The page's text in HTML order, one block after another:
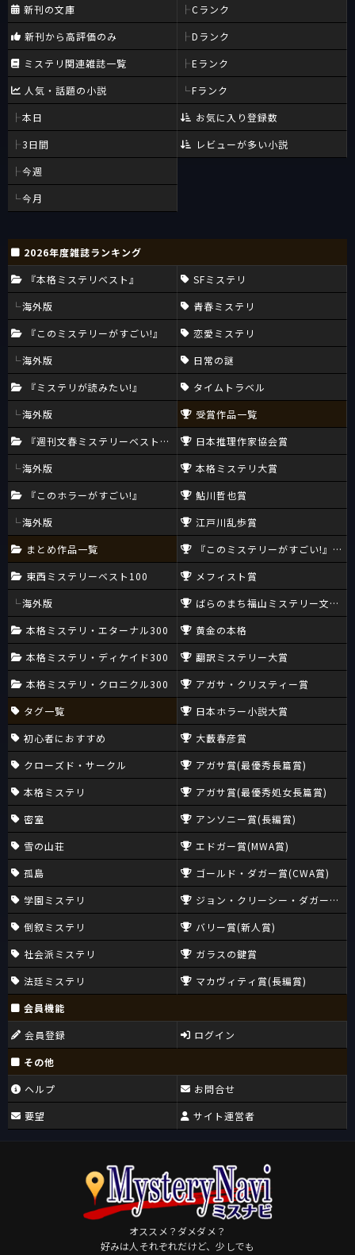
新刊の文庫
新刊から高評価のみ
ミステリ関連雑誌一覧
人気・話題の小説
本日
3日間
今週
今月
Cランク
Dランク
Eランク
Fランク
お気に入り登録数
レビューが多い小説
2026年度雑誌ランキング
『本格ミステリベスト』
海外版
『このミステリーがすごい!』
海外版
『ミステリが読みたい!』
海外版
『週刊文春ミステリーベスト10』
海外版
『このホラーがすごい!』
海外版
まとめ作品一覧
東西ミステリーベスト100
海外版
本格ミステリ・エターナル300
本格ミステリ・ディケイド300
本格ミステリ・クロニクル300
タグ一覧
初心者におすすめ
クローズド・サークル
本格ミステリ
密室
雪の山荘
孤島
学園ミステリ
倒叙ミステリ
社会派ミステリ
法廷ミステリ
SFミステリ
青春ミステリ
恋愛ミステリ
日常の謎
タイムトラベル
受賞作品一覧
日本推理作家協会賞
本格ミステリ大賞
鮎川哲也賞
江戸川乱歩賞
『このミステリーがすごい!』大賞
メフィスト賞
ばらのまち福山ミステリー文学新
黄金の本格
翻訳ミステリー大賞
アガサ・クリスティー賞
日本ホラー小説大賞
大藪春彦賞
アガサ賞(最優秀長篇賞)
アガサ賞(最優秀処女長篇賞)
アンソニー賞(長編賞)
エドガー賞(MWA賞)
ゴールド・ダガー賞(CWA賞)
ジョン・クリーシー・ダガー賞
バリー賞(新人賞)
ガラスの鍵賞
マカヴィティ賞(長編賞)
会員機能
会員登録
ログイン
その他
ヘルプ
要望
お問合せ
サイト運営者
オススメ？ダメダメ？
好みは人それぞれだけど、少しでも